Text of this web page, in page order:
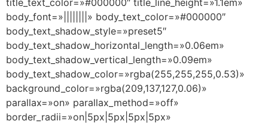
title_text_color=»#000000″ title_line_height=»1.1em»
body_font=»||||||||» body_text_color=»#000000″
body_text_shadow_style=»preset5″
body_text_shadow_horizontal_length=»0.06em»
body_text_shadow_vertical_length=»0.09em»
body_text_shadow_color=»rgba(255,255,255,0.53)»
background_color=»rgba(209,137,127,0.06)»
parallax=»on» parallax_method=»off»
border_radii=»on|5px|5px|5px|5px»